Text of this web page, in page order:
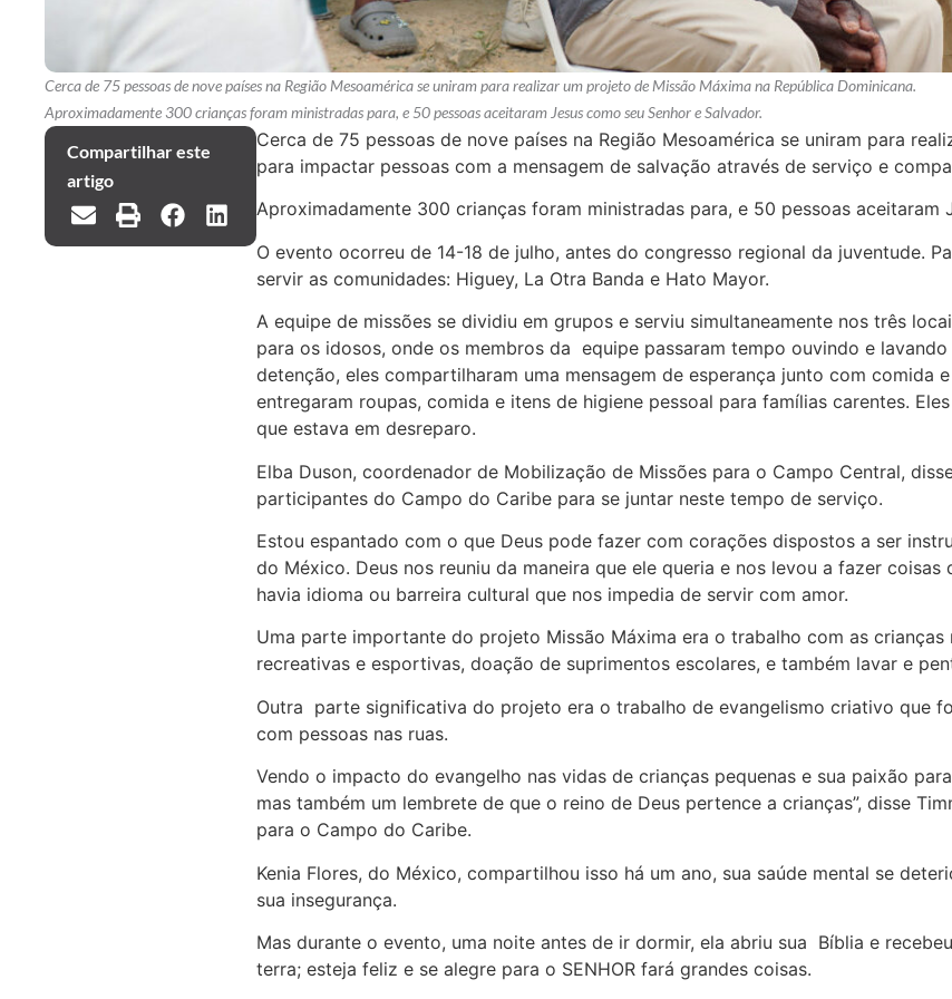
Cerca de 75 pessoas de nove países na Região Mesoamérica se uniram para realizar um projeto de Missão Máxima na República Dominicana.
Aproximadamente 300 crianças foram ministradas para, e 50 pessoas aceitaram Jesus como seu Senhor e Salvador.
Compartilhar este
artigo
Cerca de 75 pessoas de nove países na Região Mesoamérica se uniram para
para impactar pessoas com a mensagem de salvação através de serviço e
Aproximadamente 300 crianças foram ministradas para, e 50 pessoas aceitaram
O evento ocorreu de 14-18 de julho, antes do congresso regional da juventude.
servir as comunidades: Higuey, La Otra Banda e Hato Mayor.
A equipe de missões se dividiu em grupos e serviu simultaneamente nos três
para os idosos, onde os membros da equipe passaram tempo ouvindo e
detenção, eles compartilharam uma mensagem de esperança junto com comida
entregaram roupas, comida e itens de higiene pessoal para famílias carentes.
que estava em desreparo.
Elba Duson, coordenador de Mobilização de Missões para o Campo Central,
participantes do Campo do Caribe para se juntar neste tempo de serviço.
Estou espantado com o que Deus pode fazer com corações dispostos a ser
do México. Deus nos reuniu da maneira que ele queria e nos levou a fazer
havia idioma ou barreira cultural que nos impedia de servir com amor.
Uma parte importante do projeto Missão Máxima era o trabalho com as
recreativas e esportivas, doação de suprimentos escolares, e também lavar e
Outra parte significativa do projeto era o trabalho de evangelismo criativo que
com pessoas nas ruas.
Vendo o impacto do evangelho nas vidas de crianças pequenas e sua paixão
mas também um lembrete de que o reino de Deus pertence a crianças”, disse
para o Campo do Caribe.
Kenia Flores, do México, compartilhou isso há um ano, sua saúde mental se
sua insegurança.
Mas durante o evento, uma noite antes de ir dormir, ela abriu sua Bíblia e
terra; esteja feliz e se alegre para o SENHOR fará grandes coisas.